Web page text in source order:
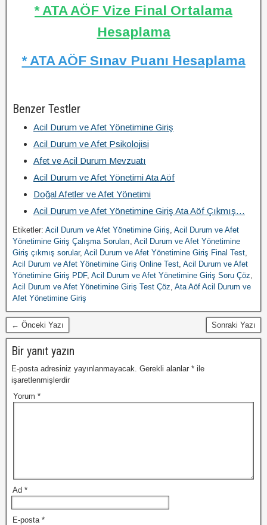
* ATA AÖF Vize Final Ortalama
Hesaplama
* ATA AÖF Sınav Puanı Hesaplama
Benzer Testler
Acil Durum ve Afet Yönetimine Giriş
Acil Durum ve Afet Psikolojisi
Afet ve Acil Durum Mevzuatı
Acil Durum ve Afet Yönetimi Ata Aöf
Doğal Afetler ve Afet Yönetimi
Acil Durum ve Afet Yönetimine Giriş Ata Aöf Çıkmış…
Etiketler: Acil Durum ve Afet Yönetimine Giriş, Acil Durum ve Afet
Yönetimine Giriş Çalışma Soruları, Acil Durum ve Afet Yönetimine
Giriş çıkmış sorular, Acil Durum ve Afet Yönetimine Giriş Final Test,
Acil Durum ve Afet Yönetimine Giriş Online Test, Acil Durum ve Afet
Yönetimine Giriş PDF, Acil Durum ve Afet Yönetimine Giriş Soru Çöz,
Acil Durum ve Afet Yönetimine Giriş Test Çöz, Ata Aöf Acil Durum ve
Afet Yönetimine Giriş
← Önceki Yazı Sonraki Yazı
Bir yanıt yazın
E-posta adresiniz yayınlanmayacak. Gerekli alanlar * ile
işaretlenmişlerdir
Yorum *
Ad *
E-posta *